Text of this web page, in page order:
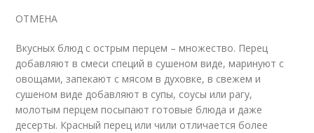
ОТМЕНА
Вкусных блюд с острым перцем – множество. Перец
добавляют в смеси специй в сушеном виде, маринуют с
овощами, запекают с мясом в духовке, в свежем и
сушеном виде добавляют в супы, соусы или рагу,
молотым перцем посыпают готовые блюда и даже
десерты. Красный перец или чили отличается более